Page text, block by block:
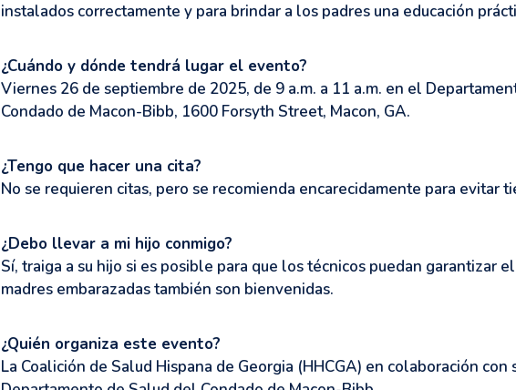
instalados correctamente y para brindar a los padres una educación
¿Cuándo y dónde tendrá lugar el evento?
Viernes 26 de septiembre de 2025, de 9 a.m. a 11 a.m. en el
Condado de Macon-Bibb, 1600 Forsyth Street, Macon, GA.
¿Tengo que hacer una cita?
No se requieren citas, pero se recomienda encarecidamente para evitar
¿Debo llevar a mi hijo conmigo?
Sí, traiga a su hijo si es posible para que los técnicos puedan garantizar
madres embarazadas también son bienvenidas.
¿Quién organiza este evento?
La Coalición de Salud Hispana de Georgia (HHCGA) en colaboración